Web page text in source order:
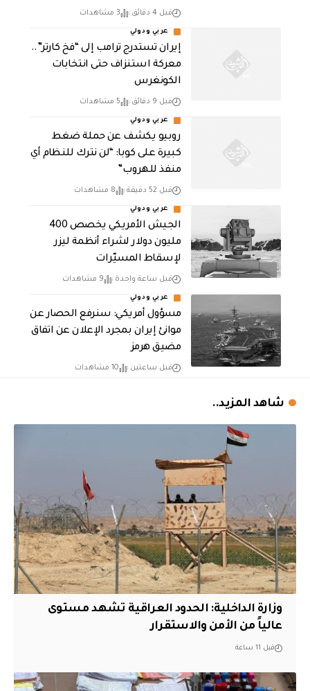
قبل 4 دقائق 3 مشاهدات
عربي ودولي
إيران تستدرج ترامب إلى “فخ كارتر”..
معركة استنزاف حتى انتخابات
الكونغرس
قبل 9 دقائق 5 مشاهدات
عربي ودولي
روبيو يكشف عن حملة ضغط
كبيرة على كوبا: “لن نترك للنظام أي
منفذ للهروب”
قبل 52 دقيقة 8 مشاهدات
عربي ودولي
الجيش الأمريكي يخصص 400
مليون دولار لشراء أنظمة ليزر
لإسقاط المسيّرات
قبل ساعة واحدة 9 مشاهدات
عربي ودولي
مسؤول أمريكي: سنرفع الحصار عن
موانئ إيران بمجرد الإعلان عن اتفاق
مضيق هرمز
قبل ساعتين 10 مشاهدات
شاهد المزيد..
وزارة الداخلية: الحدود العراقية تشهد مستوى
عالياً من الأمن والاستقرار
قبل 11 ساعة